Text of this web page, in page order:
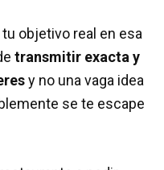
objetivo real en esa
transmitir exacta y
y no una vaga idea
se te escape